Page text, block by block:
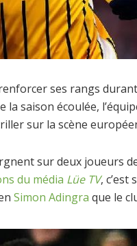
ses rangs
saison écoulée,
sur la scène
sur deux joueurs
du média Lüe TV, c’est
Simon Adingra que le